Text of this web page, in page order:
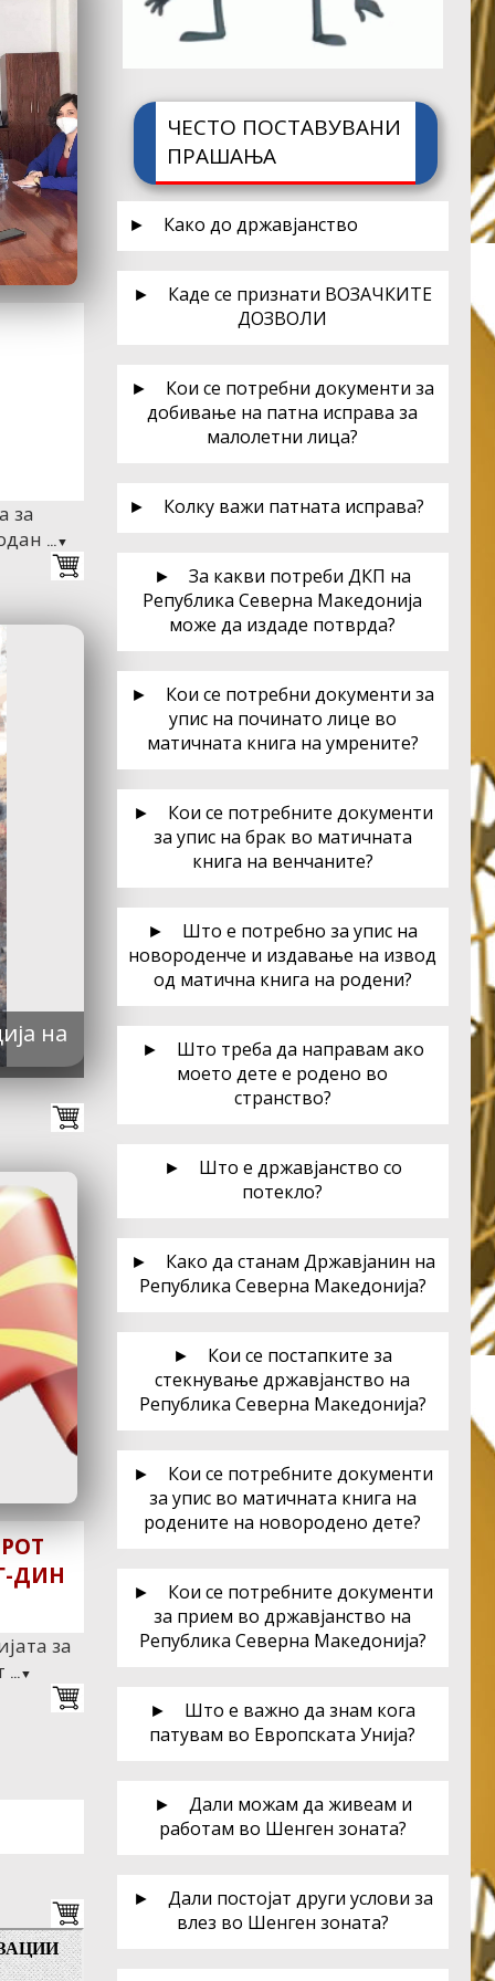
за
...▼
на
ДИН
за
...▼
ЧЕСТО ПОСТАВУВАНИ
ПРАШАЊА
► Како до државјанство
► Каде се признати ВОЗАЧКИТЕ
ДОЗВОЛИ
► Кои се потребни документи за
добивање на патна исправа за
малолетни лица?
► Колку важи патната исправа?
► За какви потреби ДКП на
Република Северна Македонија
може да издаде потврда?
► Кои се потребни документи за
упис на починато лице во
матичната книга на умрените?
► Кои се потребните документи
за упис на брак во матичната
книга на венчаните?
► Што е потребно за упис на
новороденче и издавање на извод
од матична книга на родени?
► Што треба да направам ако
моето дете е родено во
странство?
► Што е државјанство со
потекло?
► Како да станам Државјанин на
Република Северна Македонија?
► Кои се постапките за
стекнување државјанство на
Република Северна Македонија?
► Кои се потребните документи
за упис во матичната книга на
родените на новородено дете?
► Кои се потребните документи
за прием во државјанство на
Република Северна Македонија?
► Што е важно да знам кога
патувам во Европската Унија?
► Дали можам да живеам и
работам во Шенген зоната?
► Дали постојат други услови за
влез во Шенген зоната?